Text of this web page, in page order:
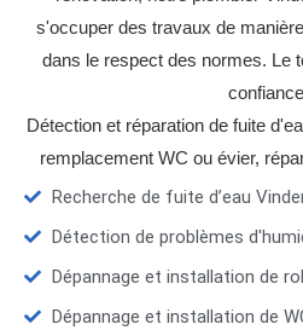
s'occuper des travaux de
dans le respect des normes. Le
Détection et réparation de fuite
remplacement WC ou évier,
Recherche de fuite d’eau
Détection de problèmes
Dépannage et installation de
Dépannage et installation de